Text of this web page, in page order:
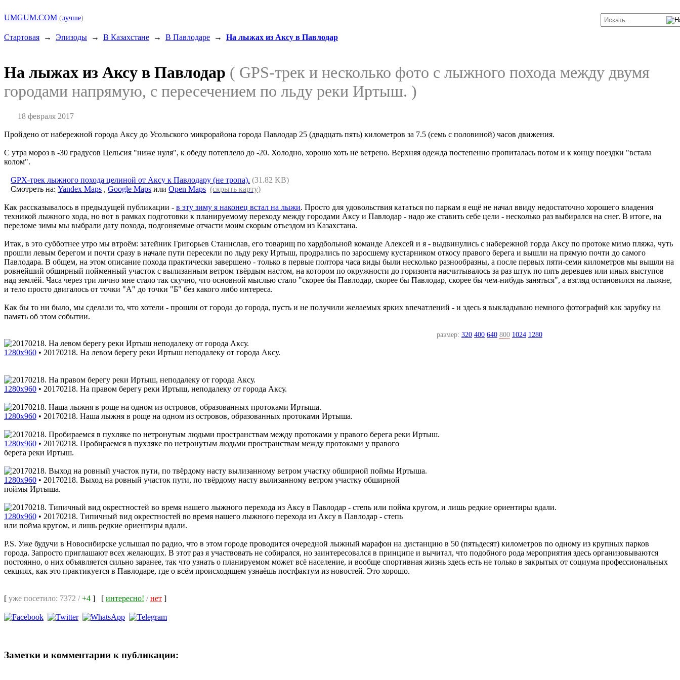
UMGUM.COM (лучше)
Стартовая → Эпизоды → В Казахстане → В Павлодаре → На лыжах из Аксу в Павлодар
На лыжах из Аксу в Павлодар ( GPS-трек и несколько фото с лыжного похода между двумя
городами напрямую, с пересечением по льду реки Иртыш. )
18 февраля 2017
Пройдено от набережной города Аксу до Усольского микрорайона города Павлодар 25 (двадцать пять) километров за 7.5 (семь с половиной) часов движения.
С утра мороз в -30 градусов Цельсия "ниже нуля", к обеду потеплело до -20. Холодно, хорошо хоть не ветрено. Верхняя одежда постепенно пропиталась потом и к концу поездки "встала
колом".
GPX-трек лыжного похода целиной от Аксу к Павлодару (не тропа). (31.82 KB)
Смотреть на:Yandex Maps ,Google Maps илиOpen Maps (скрыть карту)
Как рассказывалось в предыдущей публикации - в эту зиму я наконец встал на лыжи. Просто для удовольствия кататься по паркам я ещё не начал ввиду недостаточно хорошего владения
техникой лыжного хода, но вот в рамках подготовки к планируемому переходу между городами Аксу и Павлодар - надо же ставить себе цели - несколько раз выбирался на снег. В итоге, на
переломе зимы мы выбрали дату похода, подгоняемые отчасти моим скорым отъездом из Казахстана.
Итак, в это субботнее утро мы втроём: затейник Григорьев Станислав, его товарищ по хардбольной команде Алексей и я - выдвинулись с набережной горда Аксу по протоке мимо пляжа, чуть
прошли левым берегом и почти сразу в начале пути пересекли по льду реку Иртыш, продрались по заросшему кустарником откосу правого берега и вышли на прямую почти до самого
Павлодара. В общем, на этом описание похода практически завершено - только в первые полтора часа виды были несколько разнообразны, а после первых пяти-семи километров мы вышли на
ровнейший обширный пойменный участок с вылизанным ветром твёрдым настом, на котором по окружности до горизонта насчитывалось за раз штук по пять деревцев или иных выступов
над землёй. Часа через три лично мне стало так скучно, что основной мыслью стало "скорее бы Павлодар, скорее бы Павлодар, скорее бы чем-нибудь заняться", а взгляд остановился на лыжне,
и тело просто двигалось от точки "А" до точки "Б" без какого либо интереса.
Как бы то ни было, мы сделали то, что хотели - прошли от города до города, пусть и не получили желаемых ярких впечатлений - и здесь я выкладываю немного фотографий как зарубку на
память об этом событии.
размер: 320 400 640 800 1024 1280
1280x960 • 20170218. На левом берегу реки Иртыш неподалеку от города Аксу.
1280x960 • 20170218. На правом берегу реки Иртыш, неподалеку от города Аксу.
1280x960 • 20170218. Наша лыжня в роще на одном из островов, образованных протоками Иртыша.
1280x960 • 20170218. Пробираемся в пухляке по нетронутым людьми пространствам между протоками у правого
берега реки Иртыш.
1280x960 • 20170218. Выход на ровный участок пути, по твёрдому насту вылизанному ветром участку обширной
поймы Иртыша.
1280x960 • 20170218. Типичный вид окрестностей во время нашего лыжного перехода из Аксу в Павлодар - степь
или пойма кругом, и лишь редкие ориентиры вдали.
P.S. Уже будучи в Новосибирске услышал по радио, что в этом городе проводится очередной лыжный марафон на дистанцию в 50 (пятьдесят) километров по одному из крупных парков
города. Запросто приглашают всех желающих. В этот раз я участвовать не собирался, но заинтересовался в принципе и вычитал, что подобного рода мероприятия здесь организовываются
постоянно, о них объявляется сильно заранее, так что узнать о планируемом может всё население, и вообще спортивная жизнь здесь есть не только в закрытых от социума профессиональных
секциях, как это практикуется в Павлодаре, где о всём происходящем узнаёшь постфактум из новостей. Это хорошо.
[ уже посетило: 7372 /+4 ] [ интересно! /нет ]
Заметки и комментарии к публикации: